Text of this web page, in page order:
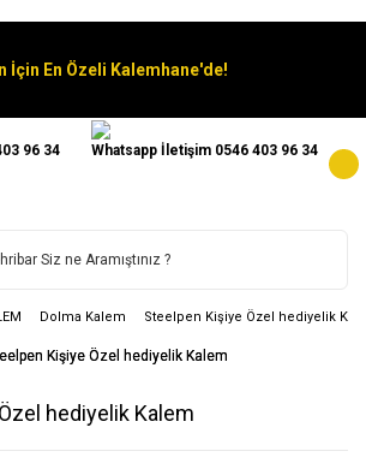
İçin En Özeli Kalemhane'de!
96 34 Whatsapp İletişim 0546 403 96 34
Dolma Kalem Steelpen Kişiye Özel hediyelik
hediyelik Kalem